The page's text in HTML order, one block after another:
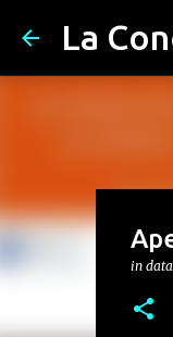
La
in data